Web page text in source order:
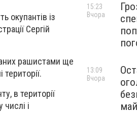
окупантів із
Сергій
рашистами ще
в території
і
15:23
Вчора
13:09
Вчора